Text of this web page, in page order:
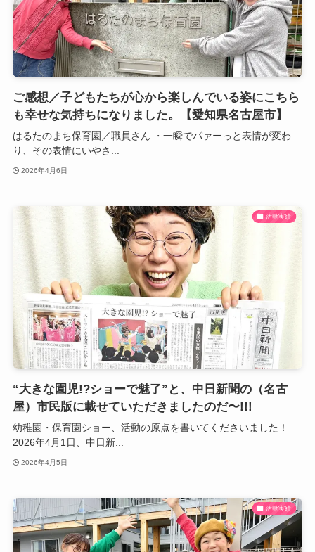
ご感想／子どもたちが心から楽しんでいる姿にこちら
も幸せな気持ちになりました。【愛知県名古屋市】
はるたのまち保育園／職員さん ・一瞬でパァーっと表情が変わ
り、その表情にいやさ...
2026年4月6日
活動実績
“大きな園児!?ショーで魅了”と、中日新聞の（名古
屋）市民版に載せていただきましたのだ〜!!!
幼稚園・保育園ショー、活動の原点を書いてくださいました！
2026年4月1日、中日新...
2026年4月5日
活動実績